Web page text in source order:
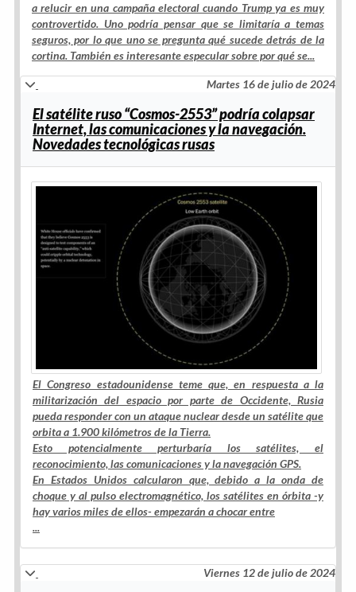
a relucir en una campaña electoral cuando Trump ya es muy
controvertido. Uno podría pensar que se limitaría a temas
seguros, por lo que uno se pregunta qué sucede detrás de la
cortina. También es interesante especular sobre por qué se...
Martes 16 de julio de 2024
El satélite ruso “Cosmos-2553” podría colapsar
Internet, las comunicaciones y la navegación.
Novedades tecnológicas rusas
El Congreso estadounidense teme que, en respuesta a la
militarización del espacio por parte de Occidente, Rusia
pueda responder con un ataque nuclear desde un satélite que
orbita a 1.900 kilómetros de la Tierra.
Esto potencialmente perturbaría los satélites, el
reconocimiento, las comunicaciones y la navegación GPS.
En Estados Unidos calcularon que, debido a la onda de
choque y al pulso electromagnético, los satélites en órbita -y
hay varios miles de ellos- empezarán a chocar entre
...
Viernes 12 de julio de 2024